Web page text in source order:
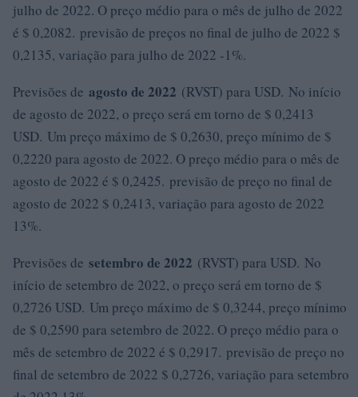
julho de 2022. O preço médio para o mês de julho de 2022
é $ 0,2082. previsão de preços no final de julho de 2022 $
0,2135, variação para julho de 2022 -1%.
Previsões de agosto de 2022 (RVST) para USD. No início
de agosto de 2022, o preço será em torno de $ 0,2413
USD. Um preço máximo de $ 0,2630, preço mínimo de $
0,2220 para agosto de 2022. O preço médio para o mês de
agosto de 2022 é $ 0,2425. previsão de preço no final de
agosto de 2022 $ 0,2413, variação para agosto de 2022
13%.
Previsões de setembro de 2022 (RVST) para USD. No
início de setembro de 2022, o preço será em torno de $
0,2726 USD. Um preço máximo de $ 0,3244, preço mínimo
de $ 0,2590 para setembro de 2022. O preço médio para o
mês de setembro de 2022 é $ 0,2917. previsão de preço no
final de setembro de 2022 $ 0,2726, variação para setembro